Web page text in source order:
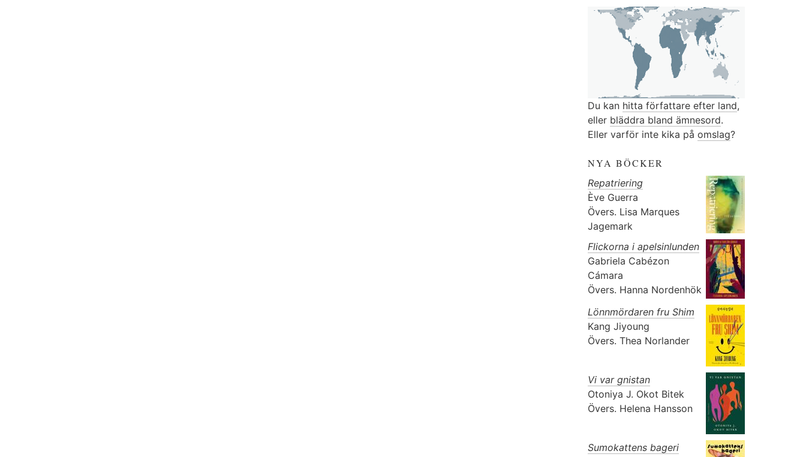
Du kan hitta författare efter land,
eller bläddra bland ämnesord.
Eller varför inte kika på omslag?
NYA BÖCKER
Repatriering
Ève Guerra
Övers. Lisa Marques
Jagemark
Flickorna i apelsinlunden
Gabriela Cabézon
Cámara
Övers. Hanna Nordenhök
Lönnmördaren fru Shim
Kang Jiyoung
Övers. Thea Norlander
Vi var gnistan
Otoniya J. Okot Bitek
Övers. Helena Hansson
Sumokattens bageri